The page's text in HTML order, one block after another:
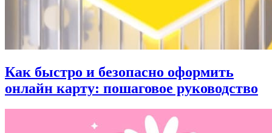
Как быстро и безопасно оформить
онлайн карту: пошаговое руководство